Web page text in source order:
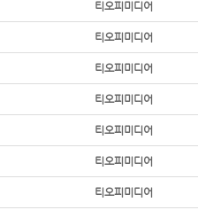
티오피미디어
티오피미디어
티오피미디어
티오피미디어
티오피미디어
티오피미디어
티오피미디어